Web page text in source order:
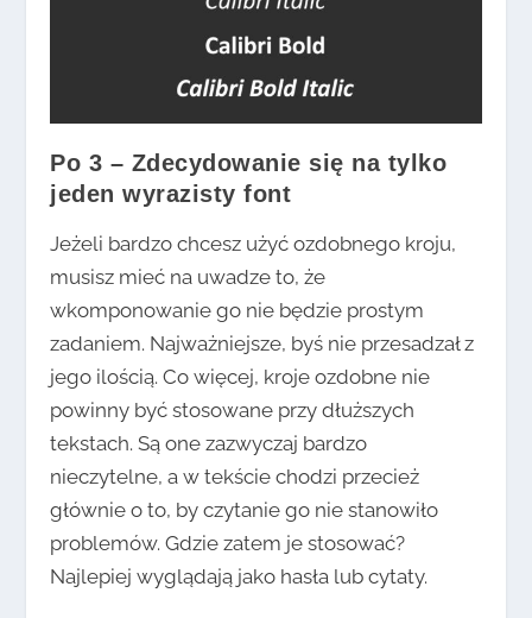
Po 3 – Zdecydowanie się na tylko
jeden wyrazisty font
Jeżeli bardzo chcesz użyć ozdobnego kroju,
musisz mieć na uwadze to, że
wkomponowanie go nie będzie prostym
zadaniem. Najważniejsze, byś nie przesadzał z
jego ilością. Co więcej, kroje ozdobne nie
powinny być stosowane przy dłuższych
tekstach. Są one zazwyczaj bardzo
nieczytelne, a w tekście chodzi przecież
głównie o to, by czytanie go nie stanowiło
problemów. Gdzie zatem je stosować?
Najlepiej wyglądają jako hasła lub cytaty.